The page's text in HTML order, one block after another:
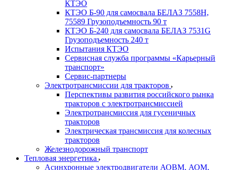
КТЭО
КТЭО Б-90 для самосвала БЕЛАЗ 7558H,
75589 Грузоподъемность 90 т
КТЭО Б-240 для самосвала БЕЛАЗ 7531G
Грузоподъемность 240 т
Испытания КТЭО
Сервисная служба программы «Карьерный
транспорт»
Сервис-партнеры
Электротрансмиссии для тракторов
Перспективы развития российского рынка
тракторов с электротрансмиссией
Электротрансмиссия для гусеничных
тракторов
Электрическая трансмиссия для колесных
тракторов
Железнодорожный транспорт
Тепловая энергетика
Асинхронные электродвигатели АОВМ, АОМ,